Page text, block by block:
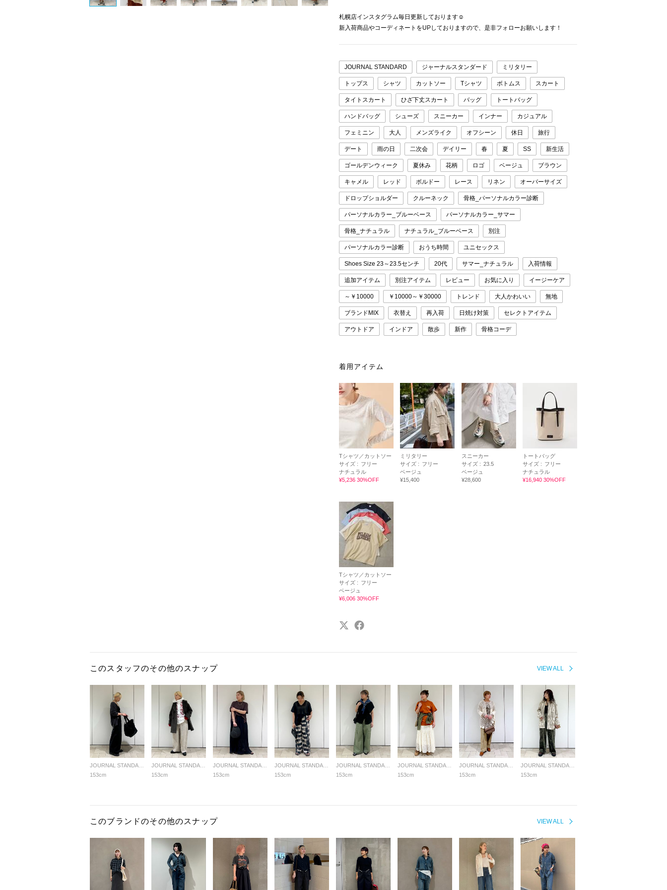
札幌店インスタグラム毎日更新しております☺︎
新入荷商品やコーディネートをUPしておりますので、是非フォローお願いします！
JOURNAL STANDARD ジャーナルスタンダード ミリタリー
トップス シャツ カットソー Tシャツ ボトムス スカート
タイトスカート ひざ下丈スカート バッグ トートバッグ
ハンドバッグ シューズ スニーカー インナー カジュアル
フェミニン 大人 メンズライク オフシーン 休日 旅行
デート 雨の日 二次会 デイリー 春 夏 SS 新生活
ゴールデンウィーク 夏休み 花柄 ロゴ ベージュ ブラウン
キャメル レッド ボルドー レース リネン オーバーサイズ
ドロップショルダー クルーネック 骨格_パーソナルカラー診断
パーソナルカラー_ブルーベース パーソナルカラー_サマー
骨格_ナチュラル ナチュラル_ブルーベース 別注
パーソナルカラー診断 おうち時間 ユニセックス
Shoes Size 23～23.5センチ 20代 サマー_ナチュラル 入荷情報
追加アイテム 別注アイテム レビュー お気に入り イージーケア
～￥10000 ￥10000～￥30000 トレンド 大人かわいい 無地
ブランドMIX 衣替え 再入荷 日焼け対策 セレクトアイテム
アウトドア インドア 散歩 新作 骨格コーデ
着用アイテム
Tシャツ／カットソー
サイズ : フリー
ナチュラル
¥5,236 30%OFF
ミリタリー
サイズ : フリー
ベージュ
¥15,400
スニーカー
サイズ : 23.5
ベージュ
¥28,600
トートバッグ
サイズ : フリー
ナチュラル
¥16,940 30%OFF
Tシャツ／カットソー
サイズ : フリー
ベージュ
¥6,006 30%OFF
VIEW ALL
このスタッフのその他のスナップ
153cm
153cm
153cm
153cm
153cm
153cm
153cm
153cm
VIEW ALL
このブランドのその他のスナップ